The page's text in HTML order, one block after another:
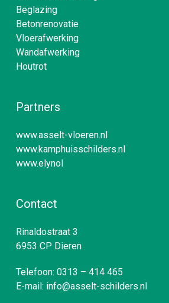
Beglazing
Betonrenovatie
Vloerafwerking
Wandafwerking
Houtrot
Partners
www.asselt-vloeren.nl
www.kamphuisschilders.nl
www.elynol
Contact
Rinaldostraat 3
6953 CP Dieren
Telefoon: 0313 – 414 465
E-mail: info@asselt-schilders.nl